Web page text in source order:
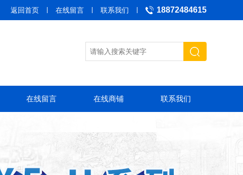
18872484615
返回首页 在线留言 联系我们
在线留言 在线商铺 联系我们